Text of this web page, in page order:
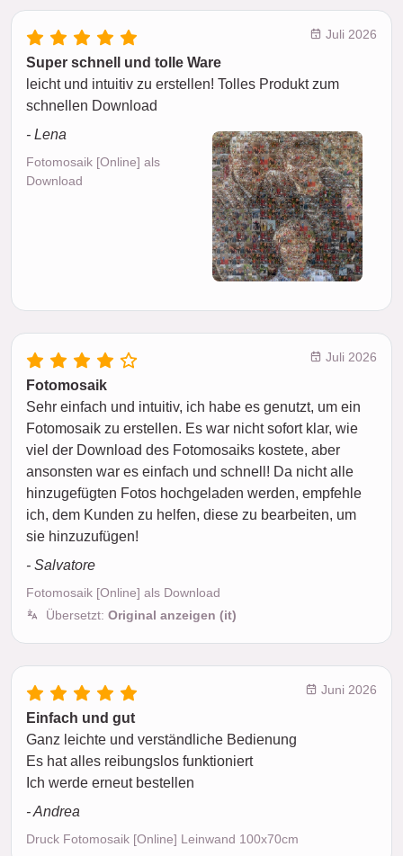
Juli 2026
Super schnell und tolle Ware
leicht und intuitiv zu erstellen! Tolles Produkt zum
schnellen Download
- Lena
Fotomosaik [Online] als
Download
Juli 2026
Fotomosaik
Sehr einfach und intuitiv, ich habe es genutzt, um ein
Fotomosaik zu erstellen. Es war nicht sofort klar, wie
viel der Download des Fotomosaiks kostete, aber
ansonsten war es einfach und schnell! Da nicht alle
hinzugefügten Fotos hochgeladen werden, empfehle
ich, dem Kunden zu helfen, diese zu bearbeiten, um
sie hinzuzufügen!
- Salvatore
Fotomosaik [Online] als Download
Übersetzt: Original anzeigen (it)
Juni 2026
Einfach und gut
Ganz leichte und verständliche Bedienung
Es hat alles reibungslos funktioniert
Ich werde erneut bestellen
- Andrea
Druck Fotomosaik [Online] Leinwand 100x70cm